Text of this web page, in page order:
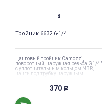
Тройник 6632 6-1/4
Цанговый тройник Camozzi,
поворотный, наружная резьба G1/4"
с уплотнительным кольцом NBR,
цанги под трубку наружным
370 Р